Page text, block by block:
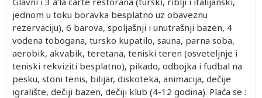
jednom u toku boravka besplatno uz obaveznu
rezervaciju), 6 barova, spoljašnji i unutrašnji bazen, 4
vodena tobogana, tursko kupatilo, sauna, parna soba,
aerobik, akvabik, teretana, teniski teren (osveteljnje i
teniski rekviziti besplatno), pikado, odbojka i fudbal na
pesku, stoni tenis, bilijar, diskoteka, animacija, dečije
igralište, dečiji bazen, dečiji klub (4-12 godina). Plaća se :